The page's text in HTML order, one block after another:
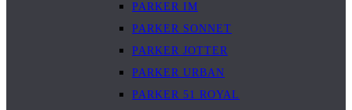
PARKER IM
PARKER SONNET
PARKER JOTTER
PARKER URBAN
PARKER 51 ROYAL